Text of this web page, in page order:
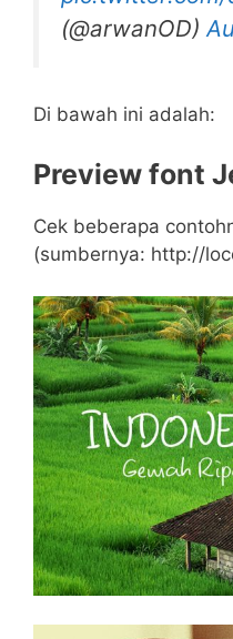
(@arwanOD)
Di bawah ini adalah:
Preview font
Cek beberapa
(sumbernya: http://